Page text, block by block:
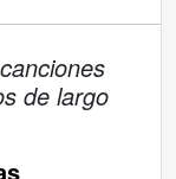
de largo